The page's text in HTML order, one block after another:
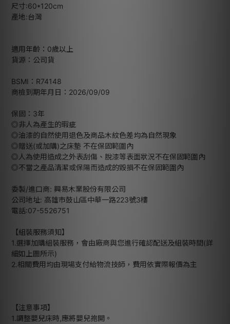
尺寸:60*120cm
產地:台灣
適用年齡：0歲以上
貨源：公司貨
BSMI：R74148
商檢到期年月日：2026/09/09
保固：3年
◎非人為產生的瑕疵
◎油漆的自然使用退色及商品木紋色差均為自然現象
◎贈送(或加購)之床墊 不在保固範圍內
◎人為使用造成之外表刮傷、脫漆等表面狀況不在保固範圍內
◎不當之產品清潔或保陽而造成的毀損不在保固範圍內
委製/進口商: 興易木業股份有限公司
公司地址: 高雄市鼓山區中華一路223號3樓
電話:07-5526751
【組裝服務須知】
1.選擇加購組裝服務，會由廠商與您進行確認配送及組裝時間(詳
細如上圖所示)
2.相關費用均由現場支付給物流技師，費用依實際報價為主
【注意事項】
1.調整嬰兒床時,應將嬰兒抱開。